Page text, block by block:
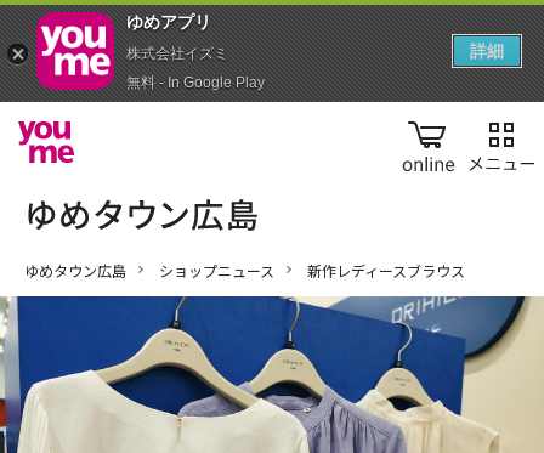
online
ゆめタウン広島 ショップニュース 新作レディースブラウス
ゆめアプ‪リ‬
株式会社イズミ
無料 - In Google Play
詳細